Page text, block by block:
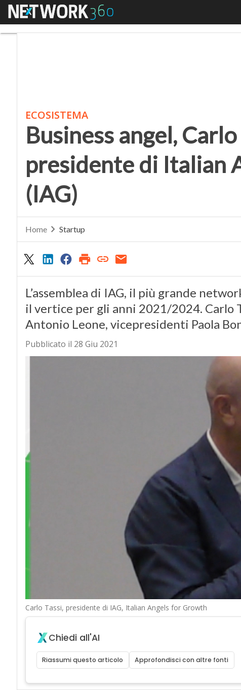
Menu
ECOSISTEMA
Business angel,
presidente di Italian
(IAG)
Home Startup
L’assemblea di IAG, il più grande
il vertice per gli anni 2021/2024. Carlo
Antonio Leone, vicepresidenti Paola
Pubblicato il 28 Giu 2021
Carlo Tassi, presidente di IAG, Italian Angels for Growth
Chiedi all'AI
Riassumi questo articolo Approfondisci con altre fonti